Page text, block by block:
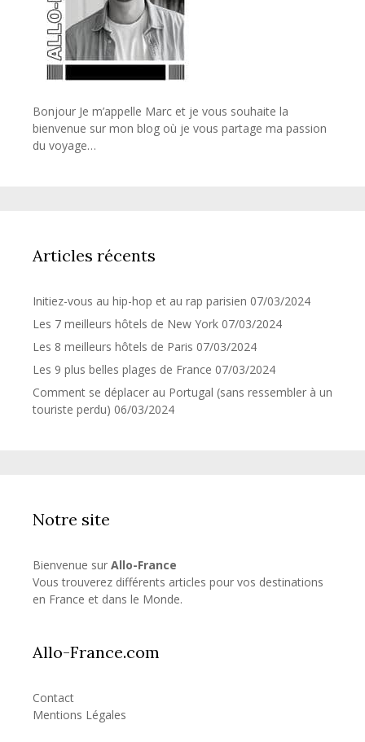
Bonjour Je m’appelle Marc et je vous souhaite la
bienvenue sur mon blog où je vous partage ma passion
du voyage…
Articles récents
Initiez-vous au hip-hop et au rap parisien 07/03/2024
Les 7 meilleurs hôtels de New York 07/03/2024
Les 8 meilleurs hôtels de Paris 07/03/2024
Les 9 plus belles plages de France 07/03/2024
Comment se déplacer au Portugal (sans ressembler à un
touriste perdu) 06/03/2024
Notre site
Bienvenue sur Allo-France
Vous trouverez différents articles pour vos destinations
en France et dans le Monde.
Allo-France.com
Contact
Mentions Légales